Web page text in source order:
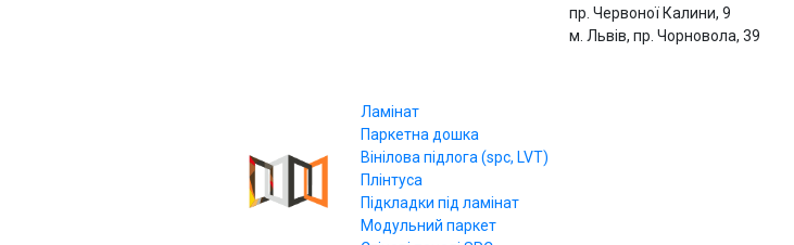
пр. Червоної Калини, 9
м. Львів, пр. Чорновола, 39
Ламінат
Паркетна дошка
Вінілова підлога (spc, LVT)
Плінтуса
Підкладки під ламінат
Модульний паркет